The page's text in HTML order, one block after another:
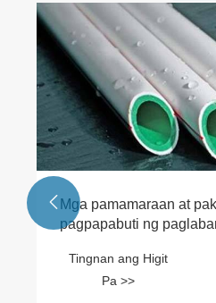
Mga pamamaraan at
pagpapabuti ng
Tingnan ang Higit
Pa >>
